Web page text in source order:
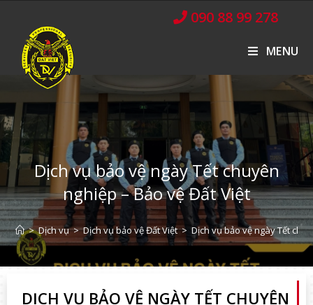
090 88 99 278
MENU
Dịch vụ bảo vệ ngày Tết chuyên
nghiệp – Bảo vệ Đất Việt
> Dịch vụ > Dịch vụ bảo vệ Đất Việt > Dịch vụ bảo vệ ngày Tết
DỊCH VỤ BẢO VỆ NGÀY TẾT CHUYÊN